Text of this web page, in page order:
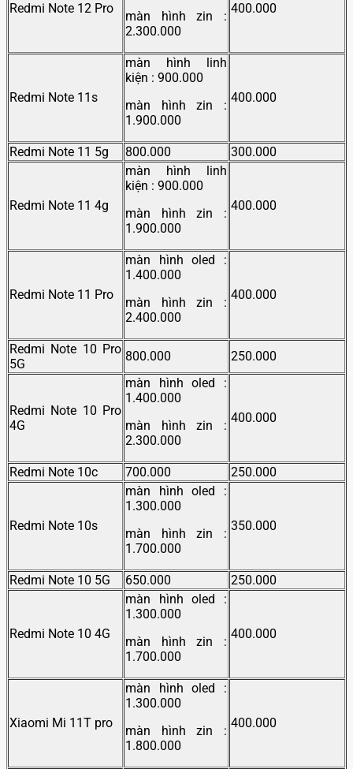
Redmi Note 12 Pro
màn hình zin :
2.300.000
400.000
Redmi Note 11s
màn hình linh
kiện : 900.000
màn hình zin :
1.900.000
400.000
Redmi Note 11 5g 800.000 300.000
Redmi Note 11 4g
màn hình linh
kiện : 900.000
màn hình zin :
1.900.000
400.000
Redmi Note 11 Pro
màn hình oled :
1.400.000
màn hình zin :
2.400.000
400.000
Redmi Note 10 Pro
5G
800.000 250.000
Redmi Note 10 Pro
4G
màn hình oled :
1.400.000
màn hình zin :
2.300.000
400.000
Redmi Note 10c 700.000 250.000
Redmi Note 10s
màn hình oled :
1.300.000
màn hình zin :
1.700.000
350.000
Redmi Note 10 5G 650.000 250.000
Redmi Note 10 4G
màn hình oled :
1.300.000
màn hình zin :
1.700.000
400.000
Xiaomi Mi 11T pro
màn hình oled :
1.300.000
màn hình zin :
1.800.000
400.000